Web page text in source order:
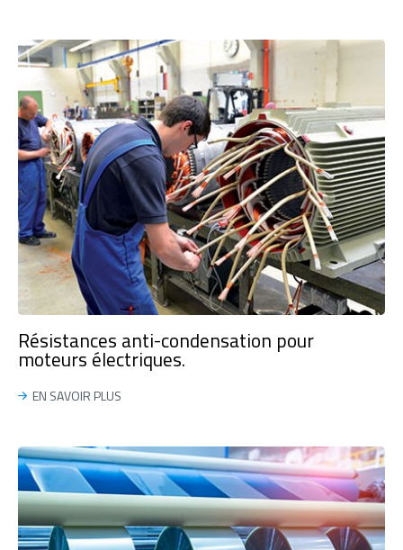
Résistances anti-condensation pour
moteurs électriques.
EN SAVOIR PLUS